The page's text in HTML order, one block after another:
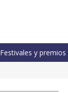
Festivales y premios